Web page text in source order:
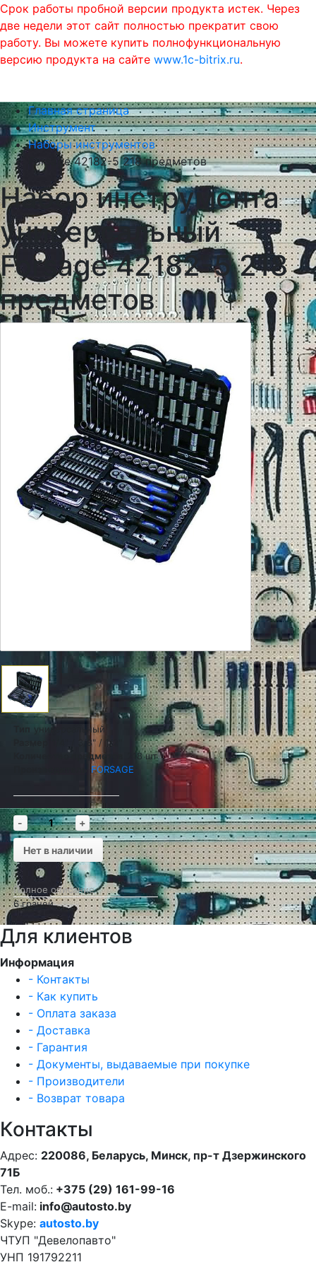
Срок работы пробной версии продукта истек. Через
две недели этот сайт полностью прекратит свою
работу. Вы можете купить полнофункциональную
версию продукта на сайте www.1c-bitrix.ru.
Главная страница
Инструмент
Наборы инструментов
Forsage 42182-5 218 предметов
Набор инструмента
универсальный
Forsage 42182-5 218
предметов
Тип универсальный
1/4" / 3/8" / 1/2"
Количество предметов
218 шт
FORSAGE
- +
Нет в наличии
Полное описание
6 граней
Для клиентов
Информация
- Контакты
- Как купить
- Оплата заказа
- Доставка
- Гарантия
- Документы, выдаваемые при покупке
- Производители
- Возврат товара
Контакты
Адрес: 220086, Беларусь, Минск, пр-т Дзержинского
71Б
Тел. моб.: +375 (29) 161-99-16
E-mail: info@autosto.by
Skype: autosto.by
ЧТУП "Девелопавто"
УНП 191792211